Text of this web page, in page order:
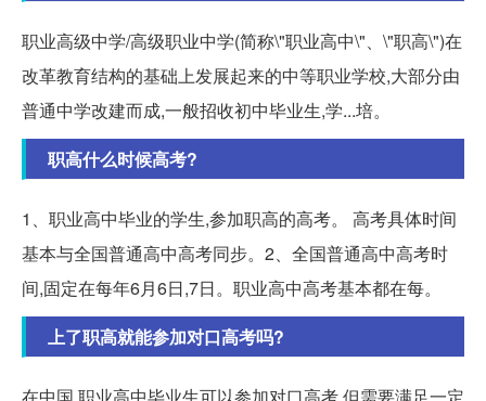
职业高级中学/高级职业中学(简称\"职业高中\"、\"职高\")在
改革教育结构的基础上发展起来的中等职业学校,大部分由
普通中学改建而成,一般招收初中毕业生,学...培。
职高什么时候高考?
1、职业高中毕业的学生,参加职高的高考。 高考具体时间
基本与全国普通高中高考同步。2、全国普通高中高考时
间,固定在每年6月6日,7日。职业高中高考基本都在每。
上了职高就能参加对口高考吗?